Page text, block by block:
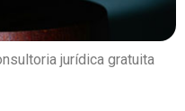
jurídica gratuita